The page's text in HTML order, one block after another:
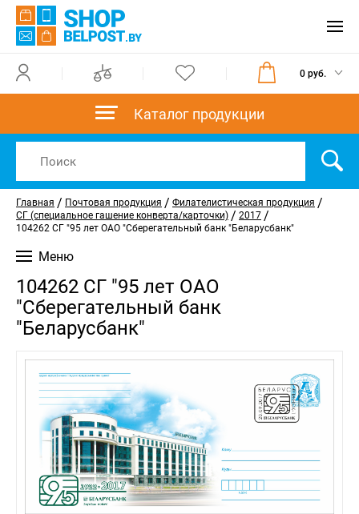
0 руб.
Каталог продукции
Главная / Почтовая продукция / Филателистическая продукция /
СГ (специальное гашение конверта/карточки) / 2017 /
104262 СГ "95 лет ОАО "Сберегательный банк "Беларусбанк"
Меню
104262 СГ "95 лет ОАО
"Сберегательный банк
"Беларусбанк"